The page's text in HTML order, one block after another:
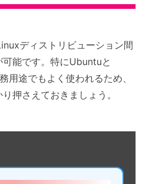
ディストリビューション間
能です。特にUbuntuと
用途でもよく使われるため、
押さえておきましょう。